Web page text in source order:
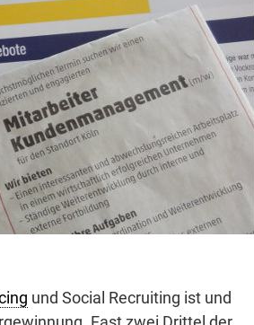
und Social Recruiting ist und